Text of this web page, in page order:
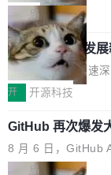
Agency年度合辑的
者最近的载体,在整
高了。全域营销服
度,案例厚度、全域
破的事实。 Jordan
「我不认为这些会
或造假。问题是，
看起来最令人兴奋
度宣传的。」 这才
都有问题，是最吸
他引用的帖子来自
026 的读者：「看了
这句话不是来自某
Pham 的一条推文
的早期工程师之一
工作过。近日他在
认为现代 AI 领域最
理由很具体。FA 系
认为最重要的一个
驱动你去学 CuTe，
局
共商智能硬件发
硬件开发者日杭州
随着万物智联加速
单点设备迈向智能
鸿蒙通过统一技术
型智能设备的开发
也为产业链企业探
开 开源科技
GitHub 再次爆发
8 月 6 日，GitHub
模服务降级，
局